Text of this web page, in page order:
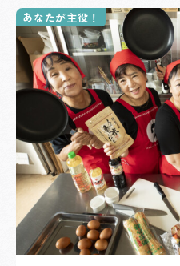
あなたが主役！